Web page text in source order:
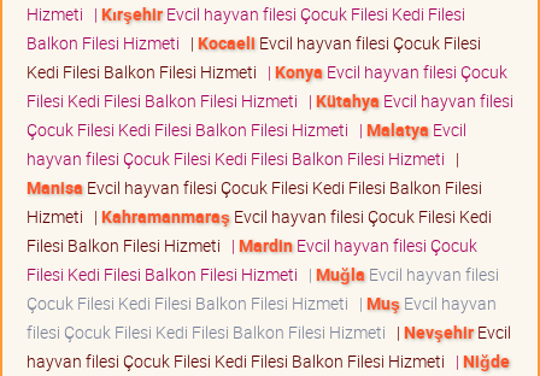
Hizmeti | KırşehirEvcil hayvan filesi Çocuk Filesi Kedi Filesi
Balkon Filesi Hizmeti | Kocaeli Evcil hayvan filesi Çocuk Filesi
Kedi Filesi Balkon Filesi Hizmeti | Konya Evcil hayvan filesi Çocuk
Filesi Kedi Filesi Balkon Filesi Hizmeti | Kütahya Evcil hayvan filesi
Çocuk Filesi Kedi Filesi Balkon Filesi Hizmeti | Malatya Evcil
hayvan filesi Çocuk Filesi Kedi Filesi Balkon Filesi Hizmeti |
Manisa Evcil hayvan filesi Çocuk Filesi Kedi Filesi Balkon Filesi
Hizmeti | Kahramanmaraş Evcil hayvan filesi Çocuk Filesi Kedi
Filesi Balkon Filesi Hizmeti | MardinEvcil hayvan filesi Çocuk
Filesi Kedi Filesi Balkon Filesi Hizmeti | Muğla Evcil hayvan filesi
Çocuk Filesi Kedi Filesi Balkon Filesi Hizmeti | Muş Evcil hayvan
filesi Çocuk Filesi Kedi Filesi Balkon Filesi Hizmeti | NevşehirEvcil
hayvan filesi Çocuk Filesi Kedi Filesi Balkon Filesi Hizmeti | Niğde